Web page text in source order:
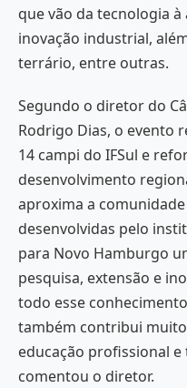
que vão da tecnologia
inovação industrial,
terrário, entre outras.
Segundo o diretor do
Rodrigo Dias, o evento
14 campi do IFSul e
desenvolvimento
aproxima a
desenvolvidas pelo
para Novo Hamburgo
pesquisa, extensão e
todo esse
também contribui
educação profissional
comentou o diretor.